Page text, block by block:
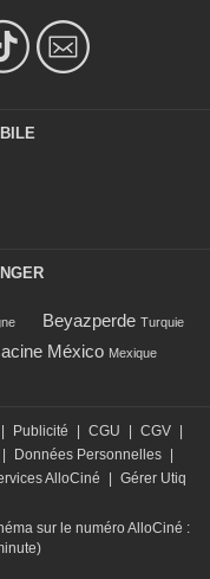
Beyazperde Turquie
México Mexique
Publicité CGU CGV
Données Personnelles
AlloCiné
Gérer Utiq
sur le numéro AlloCiné :